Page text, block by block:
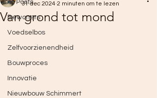
All Posts
Bewoners
Voedselbos
Zelfvoorzienendheid
Bouwproces
Innovatie
Nieuwbouw Schimmert
Van grond tot mond
31 dec 2024 2 minuten om te lezen